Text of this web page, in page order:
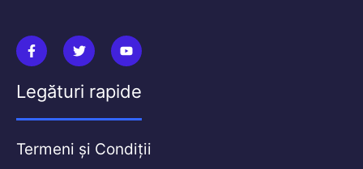
Legături rapide
Termeni și Condiții